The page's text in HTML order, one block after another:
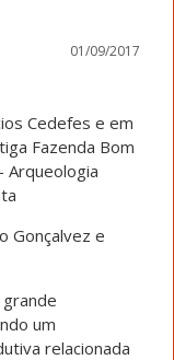
01/09/2017
Cedefes e em
Fazenda Bom
Arqueologia
Gonçalvez e
um
relacionada